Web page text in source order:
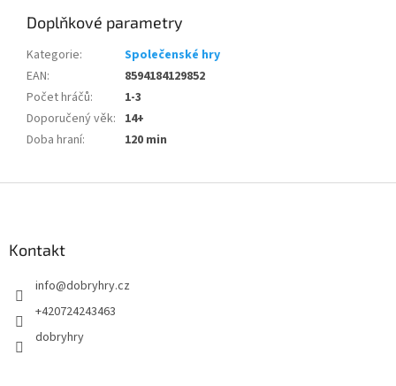
Doplňkové parametry
Kategorie:
Společenské hry
EAN:
8594184129852
Počet hráčů:
1-3
Doporučený věk: 14+
Doba hraní: 120 min
Kontakt
info@dobryhry.cz
+420724243463
dobryhry